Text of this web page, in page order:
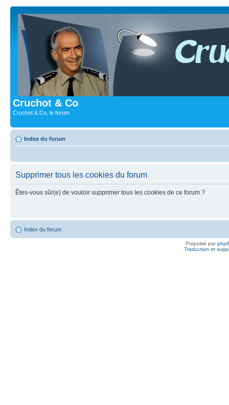
Cruchot & Co
Cruchot & Co, le forum
Index du forum
Supprimer tous les cookies du forum
Êtes-vous sûr(e) de vouloir supprimer tous les cookies de ce forum ?
Index du forum
Propulsé par
Traduction et